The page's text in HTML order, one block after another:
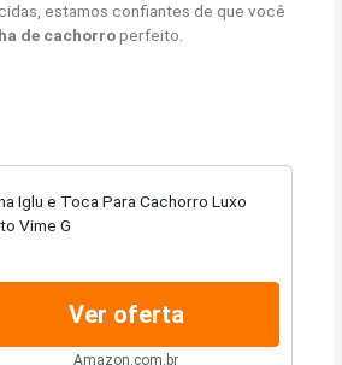
estamos confiantes de que você
de cachorroperfeito.
Iglu e Toca Para Cachorro Luxo
Vime G
Ver oferta
Amazon.com.br